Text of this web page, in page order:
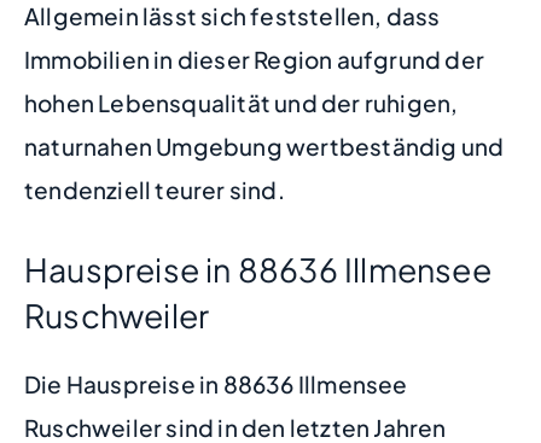
Allgemein lässt sich feststellen, dass
Immobilien in dieser Region aufgrund der
hohen Lebensqualität und der ruhigen,
naturnahen Umgebung wertbeständig und
tendenziell teurer sind.
Hauspreise in 88636 Illmensee
Ruschweiler
Die Hauspreise in 88636 Illmensee
Ruschweiler sind in den letzten Jahren